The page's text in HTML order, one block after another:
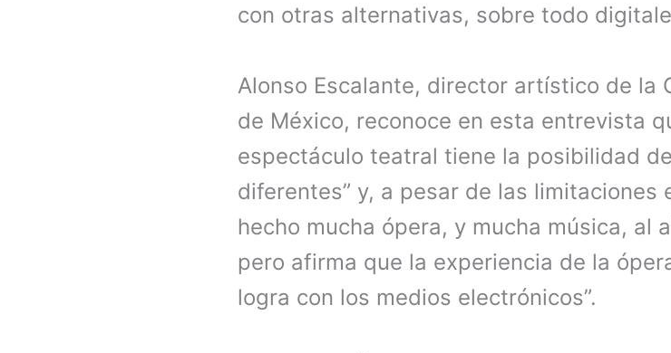
con otras alternativas, sobre todo
Alonso Escalante, director artístico de la
de México, reconoce en esta entrevista
espectáculo teatral tiene la posibilidad
diferentes” y, a pesar de las limitaciones
hecho mucha ópera, y mucha música, al
pero afirma que la experiencia de la
logra con los medios electrónicos”.